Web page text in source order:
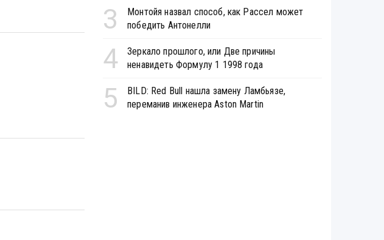
3
Монтойя назвал способ, как Рассел может
победить Антонелли
4
Зеркало прошлого, или Две причины
ненавидеть Формулу 1 1998 года
5
BILD: Red Bull нашла замену Ламбьязе,
переманив инженера Aston Martin